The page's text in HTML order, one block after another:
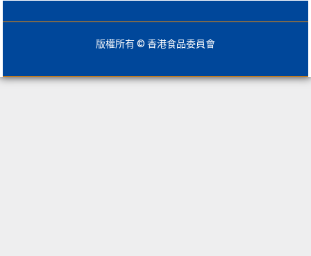
版權所有 © 香港食品委員會